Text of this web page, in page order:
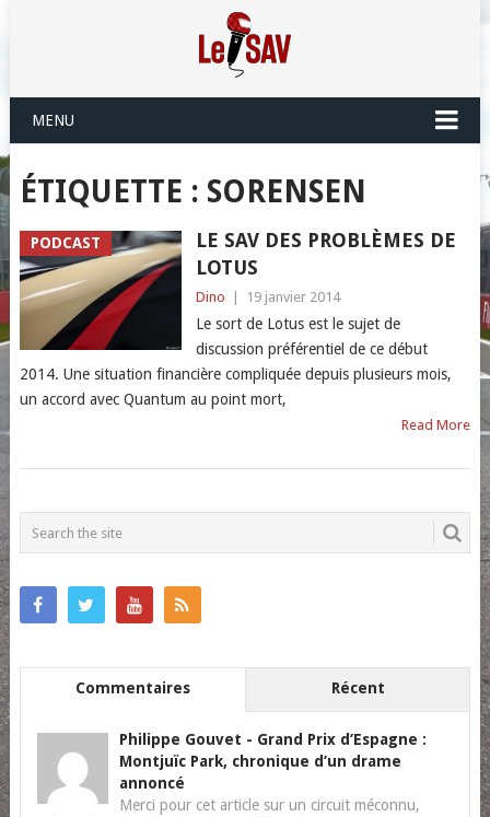
MENU
ÉTIQUETTE : SORENSEN
PODCAST
LE SAV DES PROBLÈMES DE
LOTUS
Dino 19 janvier 2014
Le sort de Lotus est le sujet de
discussion préférentiel de ce début
2014. Une situation financière compliquée depuis plusieurs mois,
un accord avec Quantum au point mort,
Read More
POSTS
NAVIGATION
Commentaires Récent
Philippe Gouvet - Grand Prix d’Espagne :
Montjuïc Park, chronique d’un drame
annoncé
Merci pour cet article sur un circuit méconnu,